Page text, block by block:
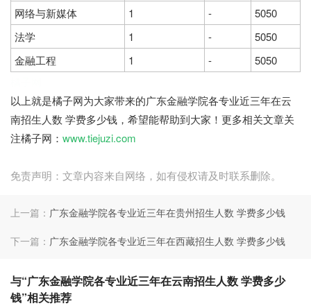
网络与新媒体
1 -
5050
法学
1 -
5050
金融工程
1 -
5050
以上就是橘子网为大家带来的广东金融学院各专业近三年在云
南招生人数 学费多少钱，希望能帮助到大家！更多相关文章关
注橘子网： www.tiejuzi.com
免责声明：文章内容来自网络，如有侵权请及时联系删除。
上一篇： 广东金融学院各专业近三年在贵州招生人数 学费多少钱
下一篇： 广东金融学院各专业近三年在西藏招生人数 学费多少钱
与“广东金融学院各专业近三年在云南招生人数 学费多少
钱”相关推荐